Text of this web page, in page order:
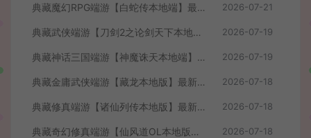
典藏魔幻RPG端游【白蛇传本地端】最新整理Win系服务端+PC客户端+GM工具+详细搭建教程 2026-07-21
典藏武侠端游【刀剑2之论剑天下本地端】最新整理Win系服务端+PC客户端+GM工具+详细搭建教程 2026-07-19
典藏神话三国端游【神魔诛天本地端】最新整理Win系服务端+PC客户端+货币修改教程+详细搭建教程 2026-07-19
典藏金庸武侠端游【藏龙本地版】最新整理Win系服务端+PC客户端+GM工具+详细搭建教程 2026-07-18
典藏修真端游【诸仙列传本地版】最新整理Win系服务端+PC客户端+GM工具+详细搭建教程 2026-07-18
典藏奇幻修真端游【仙风道OL本地版】最新整理Win系服务端+PC客户端+GM工具+详细搭建教程 2026-07-18